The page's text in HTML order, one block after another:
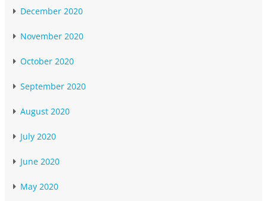
December 2020
November 2020
October 2020
September 2020
August 2020
July 2020
June 2020
May 2020